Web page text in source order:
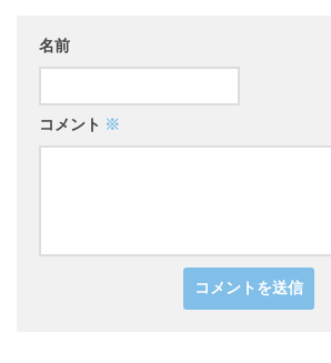
名前
コメント ※